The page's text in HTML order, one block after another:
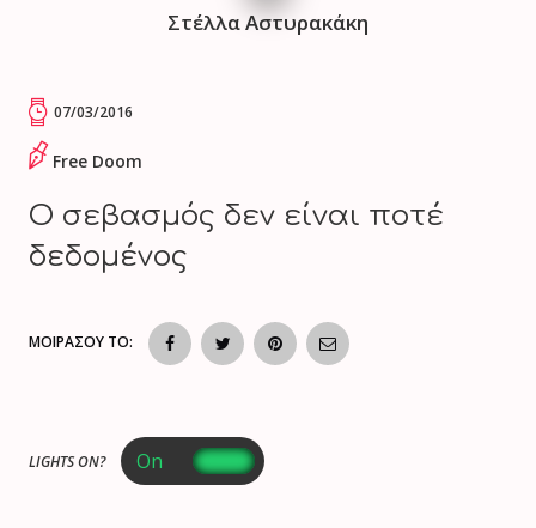
Στέλλα Αστυρακάκη
07/03/2016
Free Doom
Ο σεβασμός δεν είναι ποτέ
δεδομένος
ΜΟΙΡΑΣΟΥ ΤΟ:
LIGHTS ON?